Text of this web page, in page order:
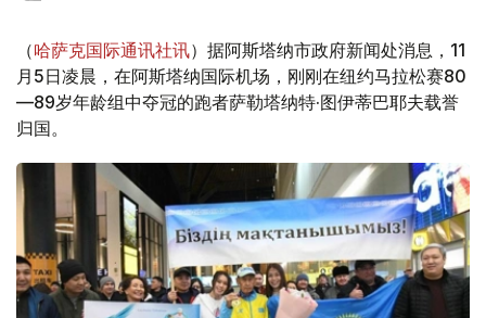
（哈萨克国际通讯社讯）据阿斯塔纳市政府新闻处消息，11
月5日凌晨，在阿斯塔纳国际机场，刚刚在纽约马拉松赛80
—89岁年龄组中夺冠的跑者萨勒塔纳特·图伊蒂巴耶夫载誉
归国。